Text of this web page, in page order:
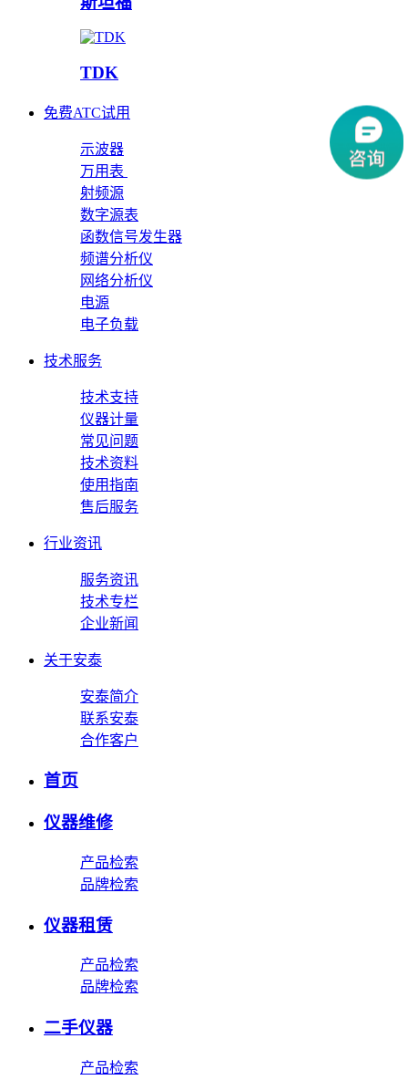
TDK
免费ATC试用
示波器
万用表
射频源
数字源表
函数信号发生器
频谱分析仪
网络分析仪
电源
电子负载
技术服务
技术支持
仪器计量
常见问题
技术资料
使用指南
售后服务
行业资讯
服务资讯
技术专栏
企业新闻
关于安泰
安泰简介
联系安泰
合作客户
首页
仪器维修
产品检索
品牌检索
仪器租赁
产品检索
品牌检索
二手仪器
产品检索